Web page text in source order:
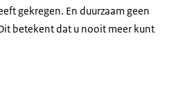
gekregen. En duurzaam geen
betekent dat u nooit meer kunt